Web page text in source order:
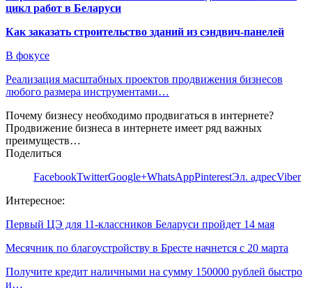
цикл работ в Беларуси
Как заказать строительство зданий из сэндвич-панелей
В фокусе
Реализация масштабных проектов продвижения бизнесов
любого размера инструментами…
Почему бизнесу необходимо продвигаться в интернете?
Продвижение бизнеса в интернете имеет ряд важных
преимуществ…
Поделиться
FacebookTwitterGoogle+WhatsAppPinterestЭл. адресViber
Интересное:
Первый ЦЭ для 11-классников Беларуси пройдет 14 мая
Месячник по благоустройству в Бресте начнется с 20 марта
Получите кредит наличными на сумму 150000 рублей быстро
и…